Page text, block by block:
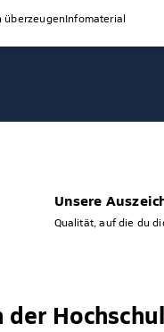
überzeugenInfomaterial
Unsere
Qualität, auf die du
der